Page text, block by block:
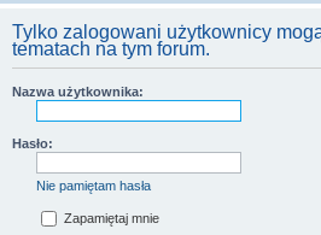
Tylko zalogowani użytkownicy
tematach na tym forum.
Nazwa użytkownika:
Hasło:
Nie pamiętam hasła
Zapamiętaj mnie